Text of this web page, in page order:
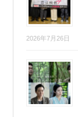
2026年7月26日